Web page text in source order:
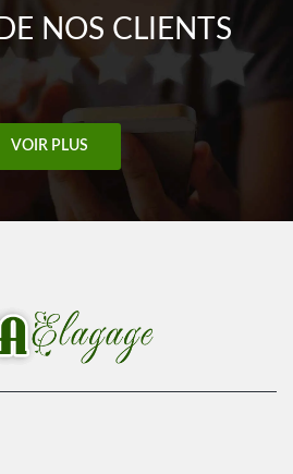
NOS CLIENTS
VOIR PLUS